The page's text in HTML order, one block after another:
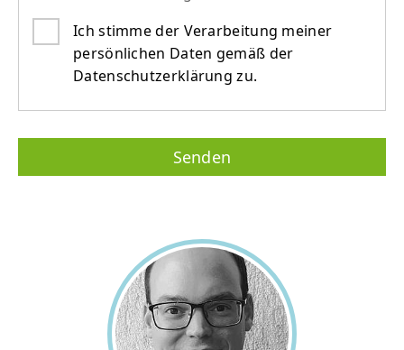
Ich stimme der Verarbeitung meiner
persönlichen Daten gemäß der
Datenschutzerklärung zu.